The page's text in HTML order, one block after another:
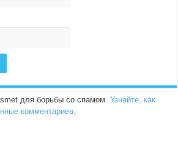
для борьбы со спамом.Узнайте, как
комментариев.